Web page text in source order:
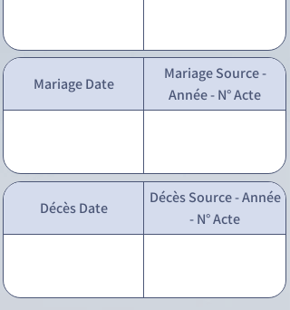
Mariage Date
Mariage Source -
Année - N° Acte
Décès Date
Décès Source - Année
- N° Acte